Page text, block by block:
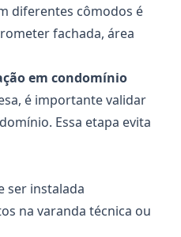
diferentes cômodos é
fachada, área
em condomínio
é importante validar
Essa etapa evita
ser instalada
na varanda técnica ou